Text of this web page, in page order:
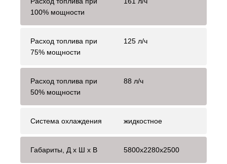
100% мощности
Расход топлива при
75% мощности
125 л/ч
Расход топлива при
50% мощности
88 л/ч
Система охлаждения жидкостное
Габариты, Д x Ш x В 5800x2280x2500